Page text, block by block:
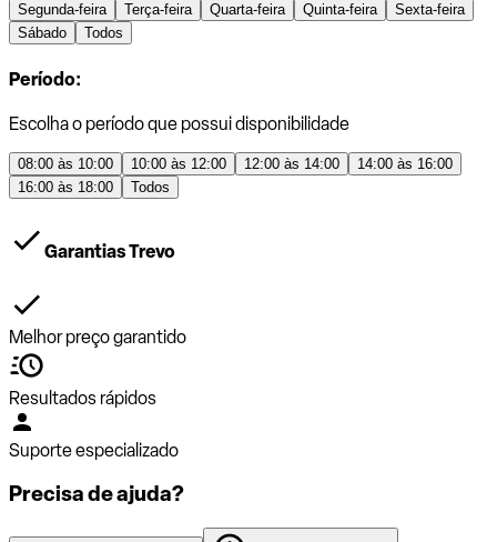
Segunda-feira Terça-feira Quarta-feira Quinta-feira
Sexta-feira
Sábado
Todos
Período:
Escolha o período que possui disponibilidade
08:00 às 10:00 10:00 às 12:00 12:00 às 14:00
14:00 às 16:00
16:00 às 18:00
Todos
Garantias Trevo
Melhor preço garantido
Resultados rápidos
Suporte especializado
Precisa de ajuda?